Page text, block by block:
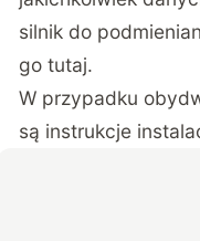
silnik do
gotutaj.
W przypadku
są instrukcje